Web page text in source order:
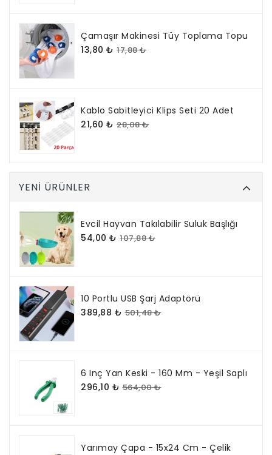
Çamaşır Makinesi Tüy Toplama Topu
13,80 ₺ 17,88 ₺
Kablo Sabitleyici Klips Seti 20 Adet
21,60 ₺ 28,08 ₺
YENI ÜRÜNLER
Evcil Hayvan Takılabilir Suluk Başlığı
54,00 ₺ 107,88 ₺
10 Portlu USB Şarj Adaptörü
389,88 ₺ 501,48 ₺
6 Inç Yan Keski - 160 Mm - Yeşil Saplı
296,10 ₺ 564,00 ₺
Yarımay Çapa - 15x24 Cm - Çelik